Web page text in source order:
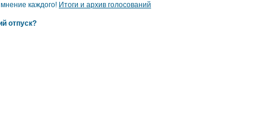
каждого! Итоги и архив голосований
отпуск?